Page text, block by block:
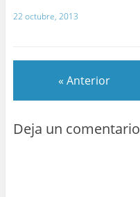
22 octubre, 2013
« Anterior
Deja un comentario